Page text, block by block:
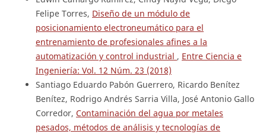
Felipe Torres, Diseño de un módulo de
posicionamiento electroneumático para el
entrenamiento de profesionales afines a la
automatización y control industrial , Entre Ciencia e
Ingeniería: Vol. 12 Núm. 23 (2018)
Santiago Eduardo Pabón Guerrero, Ricardo Benítez
Benítez, Rodrigo Andrés Sarria Villa, José Antonio Gallo
Corredor, Contaminación del agua por metales
pesados, métodos de análisis y tecnologías de